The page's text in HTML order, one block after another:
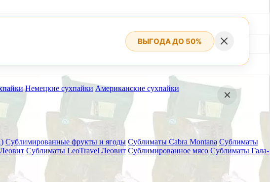
Немецкие сухпайки Американские сухпайки
Сублимированные фрукты и ягоды Сублиматы Cabra Montana Сублиматы
Сублиматы LeoTravel Леовит Сублимированное мясо Сублиматы Гала-
ВЫГОДА ДО 50%